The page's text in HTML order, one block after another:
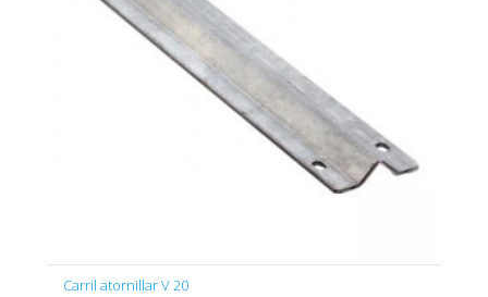
Carril atornillar V 20